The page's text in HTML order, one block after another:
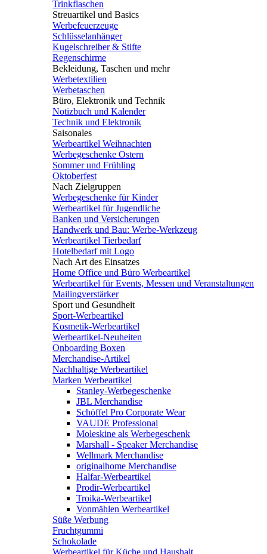
Trinkflaschen
Streuartikel und Basics
Werbefeuerzeuge
Schlüsselanhänger
Kugelschreiber & Stifte
Regenschirme
Bekleidung, Taschen und mehr
Werbetextilien
Werbetaschen
Büro, Elektronik und Technik
Notizbuch und Kalender
Technik und Elektronik
Saisonales
Werbeartikel Weihnachten
Werbegeschenke Ostern
Sommer und Frühling
Oktoberfest
Nach Zielgruppen
Werbegeschenke für Kinder
Werbeartikel für Jugendliche
Banken und Versicherungen
Handwerk und Bau: Werbe-Werkzeug
Werbeartikel Tierbedarf
Hotelbedarf mit Logo
Nach Art des Einsatzes
Home Office und Büro Werbeartikel
Werbeartikel für Events, Messen und Veranstaltungen
Mailingverstärker
Sport und Gesundheit
Sport-Werbeartikel
Kosmetik-Werbeartikel
Werbeartikel-Neuheiten
Onboarding Boxen
Merchandise-Artikel
Nachhaltige Werbeartikel
Marken Werbeartikel
Stanley-Werbegeschenke
JBL Merchandise
Schöffel Pro Corporate Wear
VAUDE Professional
Moleskine als Werbegeschenk
Marshall - Speaker Merchandise
Wellmark Merchandise
originalhome Merchandise
Halfar-Werbeartikel
Prodir-Werbeartikel
Troika-Werbeartikel
Vonmählen Werbeartikel
Süße Werbung
Fruchtgummi
Schokolade
Werbeartikel für Küche und Haushalt